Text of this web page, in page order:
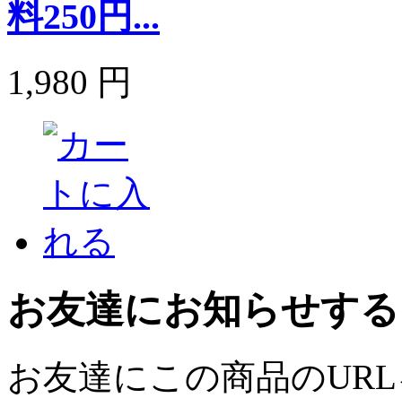
料250円...
1,980 円
お友達にお知らせする
お友達にこの商品の